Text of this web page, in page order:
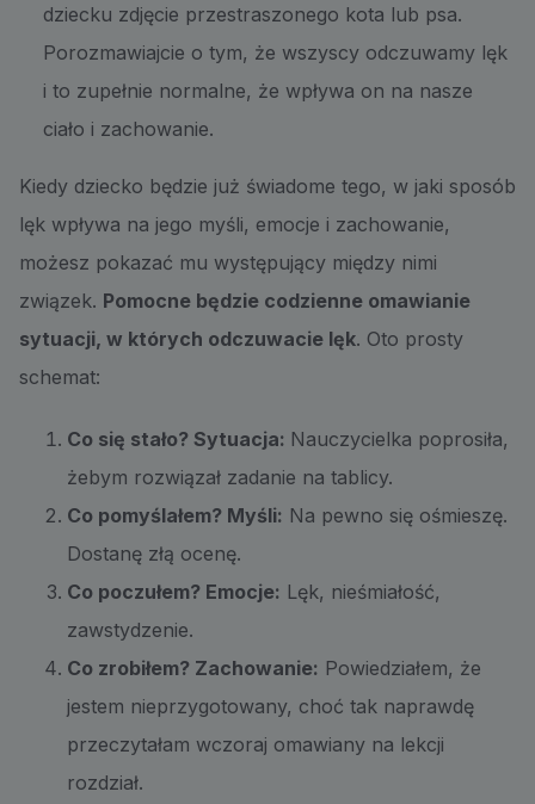
dziecku zdjęcie przestraszonego kota lub psa.
Porozmawiajcie o tym, że wszyscy odczuwamy lęk
i to zupełnie normalne, że wpływa on na nasze
ciało i zachowanie.
Kiedy dziecko będzie już świadome tego, w jaki sposób
lęk wpływa na jego myśli, emocje i zachowanie,
możesz pokazać mu występujący między nimi
związek. Pomocne będzie codzienne omawianie
sytuacji, w których odczuwacie lęk. Oto prosty
schemat:
Co się stało? Sytuacja: Nauczycielka poprosiła,
żebym rozwiązał zadanie na tablicy.
Co pomyślałem? Myśli: Na pewno się ośmieszę.
Dostanę złą ocenę.
Co poczułem? Emocje: Lęk, nieśmiałość,
zawstydzenie.
Co zrobiłem? Zachowanie: Powiedziałem, że
jestem nieprzygotowany, choć tak naprawdę
przeczytałam wczoraj omawiany na lekcji
rozdział.